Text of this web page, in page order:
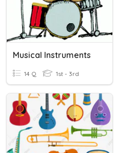
Musical Instruments
14 Q 1st - 3rd